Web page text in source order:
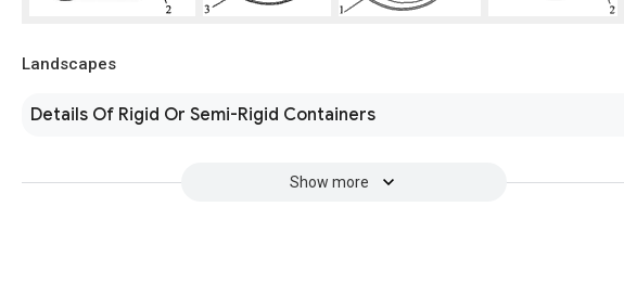
Landscapes
Details Of Rigid Or Semi-Rigid Containers
Show more